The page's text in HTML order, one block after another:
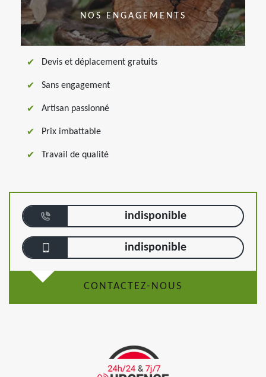
NOS ENGAGEMENTS
Devis et déplacement gratuits
Sans engagement
Artisan passionné
Prix imbattable
Travail de qualité
indisponible
indisponible
CONTACTEZ-NOUS